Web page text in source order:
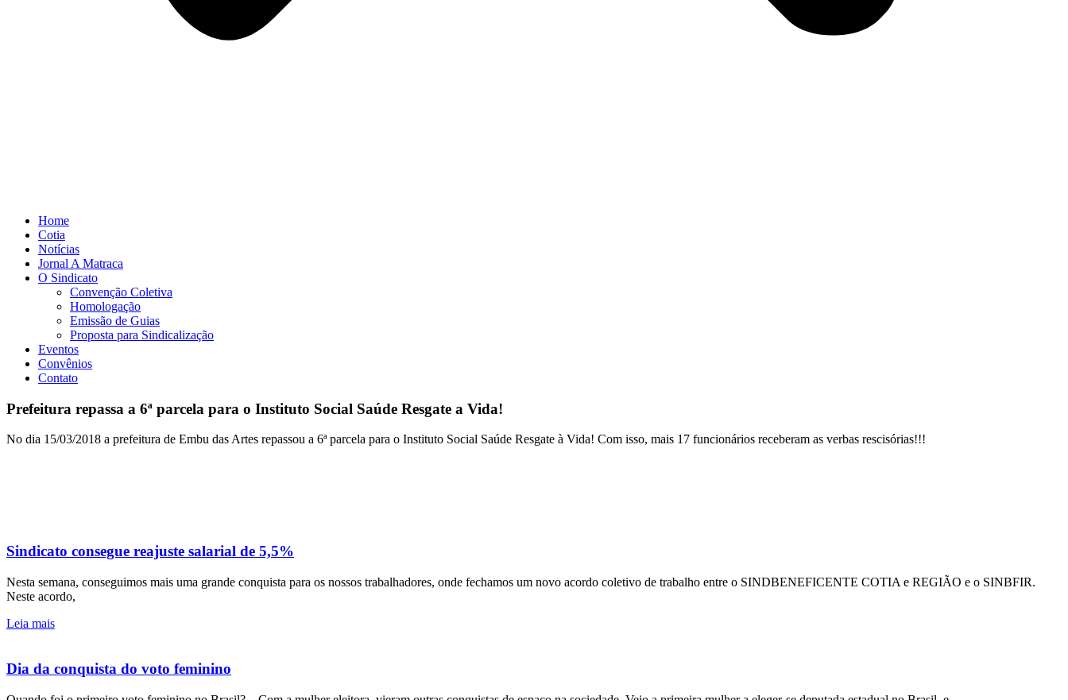
Home
Cotia
Notícias
Jornal A Matraca
O Sindicato
Convenção Coletiva
Homologação
Emissão de Guias
Proposta para Sindicalização
Eventos
Convênios
Contato
Prefeitura repassa a 6ª parcela para o Instituto Social Saúde Resgate a Vida!
No dia 15/03/2018 a prefeitura de Embu das Artes repassou a 6ª parcela para o Instituto Social Saúde Resgate à Vida! Com isso, mais 17 funcionários receberam as verbas rescisórias!!!
Sindicato consegue reajuste salarial de 5,5%
Nesta semana, conseguimos mais uma grande conquista para os nossos trabalhadores, onde fechamos um novo acordo coletivo de trabalho entre o SINDBENEFICENTE COTIA e REGIÃO e o SINBFIR.
Neste acordo,
Leia mais
Dia da conquista do voto feminino